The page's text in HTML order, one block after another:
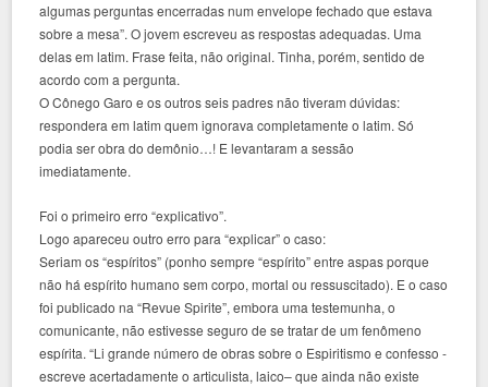
algumas perguntas encerradas num envelope fechado que estava
sobre a mesa”. O jovem escreveu as respostas adequadas. Uma
delas em latim. Frase feita, não original. Tinha, porém, sentido de
acordo com a pergunta.
O Cônego Garo e os outros seis padres não tiveram dúvidas:
respondera em latim quem ignorava completamente o latim. Só
podia ser obra do demônio…! E levantaram a sessão
imediatamente.
Foi o primeiro erro “explicativo”.
Logo apareceu outro erro para “explicar” o caso:
Seriam os “espíritos” (ponho sempre “espírito” entre aspas porque
não há espírito humano sem corpo, mortal ou ressuscitado). E o caso
foi publicado na “Revue Spirite”, embora uma testemunha, o
comunicante, não estivesse seguro de se tratar de um fenômeno
espírita. “Li grande número de obras sobre o Espiritismo e confesso -
escreve acertadamente o articulista, laico– que ainda não existe